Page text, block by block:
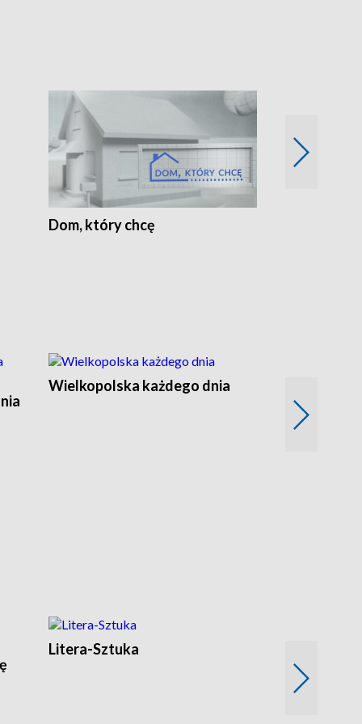
Dom, który chcę
Wielkopolska każdego dnia
Litera-Sztuka